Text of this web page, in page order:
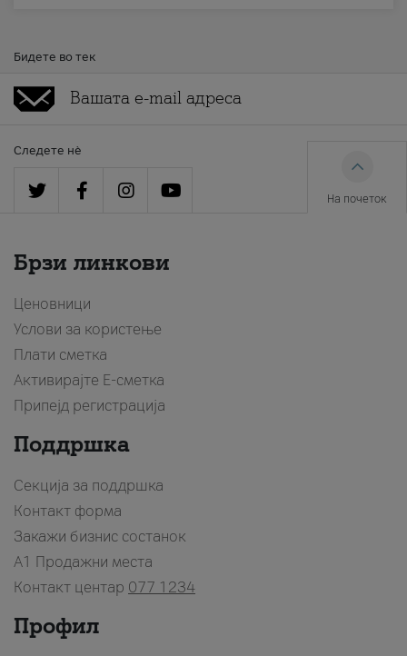
Бидете во тек
Следете нè
На почеток
Брзи линкови
Ценовници
Услови за користење
Плати сметка
Активирајте Е-сметка
Припејд регистрација
Поддршка
Секција за поддршка
Контакт форма
Закажи бизнис состанок
A1 Продажни места
Контакт центар 077 1234
Профил